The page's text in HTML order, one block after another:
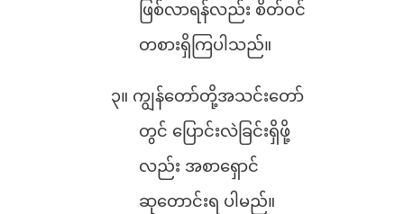
ဖြစ်လာရန်လည်း စိတ်ဝင်
တစားရှိကြပါသည်။
၃။ ကျွန်တော်တို့အသင်းတော်
တွင် ပြောင်းလဲခြင်းရှိဖို့
လည်း အစာရှောင်
ဆုတောင်းရ ပါမည်။